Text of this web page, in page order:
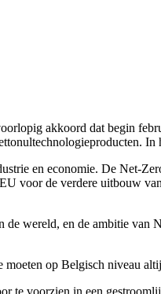
akkoord dat begin
en economie. De Net-
voor de verdere uitbouw
wereld, en de ambitie
op Belgisch niveau